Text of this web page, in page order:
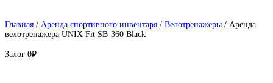
Главная / Аренда спортивного инвентаря / Велотренажеры / Аренда
велотренажера UNIX Fit SB-360 Black
Залог 0₽